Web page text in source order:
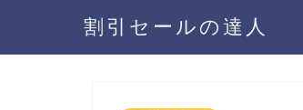
割引セールの達人